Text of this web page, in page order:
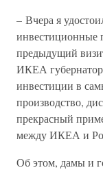
– Вчера я
инвестиционные
предыдущий
ИКЕА
инвестиции в
производство,
прекрасный
между ИКЕА и
Об этом, дамы и